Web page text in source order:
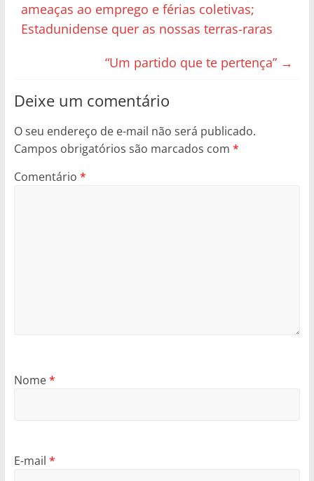
ameaças ao emprego e férias coletivas;
Estadunidense quer as nossas terras-raras
“Um partido que te pertença” →
Deixe um comentário
O seu endereço de e-mail não será publicado.
Campos obrigatórios são marcados com *
Comentário *
Nome*
E-mail *